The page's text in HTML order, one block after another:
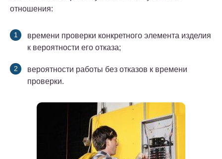
отношения:
времени проверки конкретного элемента изделия
к вероятности его отказа;
вероятности работы без отказов к времени
проверки.